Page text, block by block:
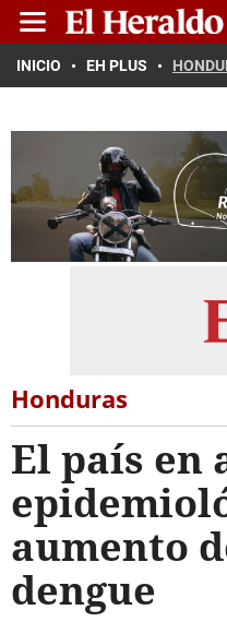
INICIO EH PLUS
Honduras
El país en
aumento
dengue